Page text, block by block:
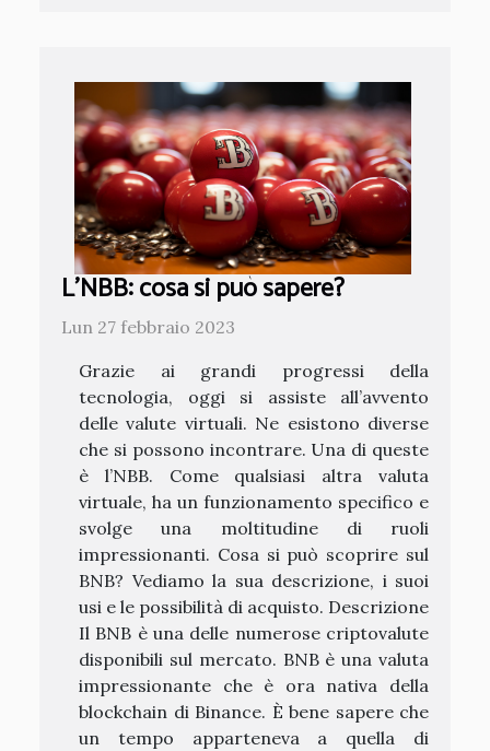
L'NBB: cosa si può sapere?
Lun 27 febbraio 2023
Grazie ai grandi progressi della
tecnologia, oggi si assiste all’avvento
delle valute virtuali. Ne esistono diverse
che si possono incontrare. Una di queste
è l’NBB. Come qualsiasi altra valuta
virtuale, ha un funzionamento specifico e
svolge una moltitudine di ruoli
impressionanti. Cosa si può scoprire sul
BNB? Vediamo la sua descrizione, i suoi
usi e le possibilità di acquisto. Descrizione
Il BNB è una delle numerose criptovalute
disponibili sul mercato. BNB è una valuta
impressionante che è ora nativa della
blockchain di Binance. È bene sapere che
un tempo apparteneva a quella di